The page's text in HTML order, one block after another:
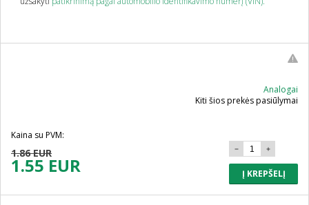
Analogai
Kiti šios prekės pasiūlymai
Kaina su PVM:
1.86 EUR
1.55 EUR Į KREPŠELĮ